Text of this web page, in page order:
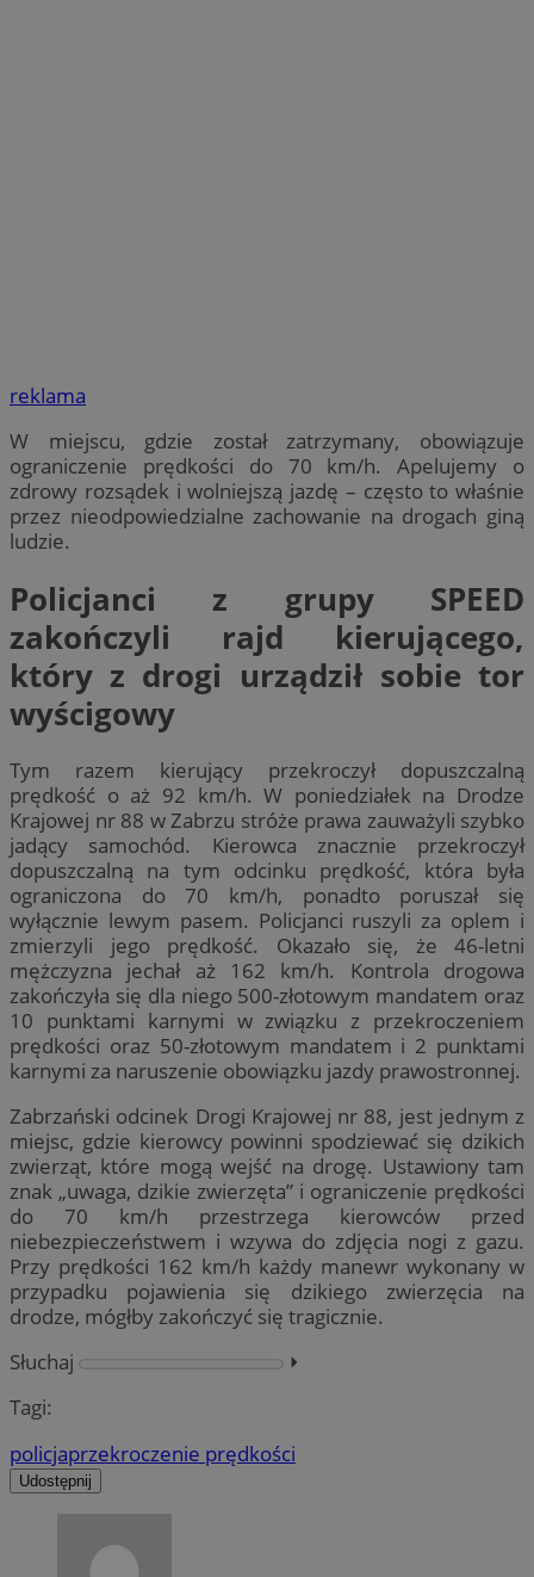
reklama
W miejscu, gdzie został zatrzymany, obowiązuje
ograniczenie prędkości do 70 km/h. Apelujemy o
zdrowy rozsądek i wolniejszą jazdę – często to właśnie
przez nieodpowiedzialne zachowanie na drogach giną
ludzie.
Policjanci z grupy SPEED
zakończyli rajd kierującego,
który z drogi urządził sobie tor
wyścigowy
Tym razem kierujący przekroczył dopuszczalną
prędkość o aż 92 km/h. W poniedziałek na Drodze
Krajowej nr 88 w Zabrzu stróże prawa zauważyli szybko
jadący samochód. Kierowca znacznie przekroczył
dopuszczalną na tym odcinku prędkość, która była
ograniczona do 70 km/h, ponadto poruszał się
wyłącznie lewym pasem. Policjanci ruszyli za oplem i
zmierzyli jego prędkość. Okazało się, że 46-letni
mężczyzna jechał aż 162 km/h. Kontrola drogowa
zakończyła się dla niego 500-złotowym mandatem oraz
10 punktami karnymi w związku z przekroczeniem
prędkości oraz 50-złotowym mandatem i 2 punktami
karnymi za naruszenie obowiązku jazdy prawostronnej.
Zabrzański odcinek Drogi Krajowej nr 88, jest jednym z
miejsc, gdzie kierowcy powinni spodziewać się dzikich
zwierząt, które mogą wejść na drogę. Ustawiony tam
znak „uwaga, dzikie zwierzęta” i ograniczenie prędkości
do 70 km/h przestrzega kierowców przed
niebezpieczeństwem i wzywa do zdjęcia nogi z gazu.
Przy prędkości 162 km/h każdy manewr wykonany w
przypadku pojawienia się dzikiego zwierzęcia na
drodze, mógłby zakończyć się tragicznie.
Słuchaj
⏵︎
Tagi:
policjaprzekroczenie prędkości
Udostępnij